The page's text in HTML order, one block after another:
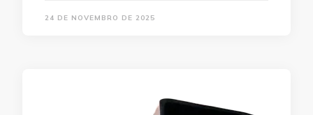
24 DE NOVEMBRO DE 2025